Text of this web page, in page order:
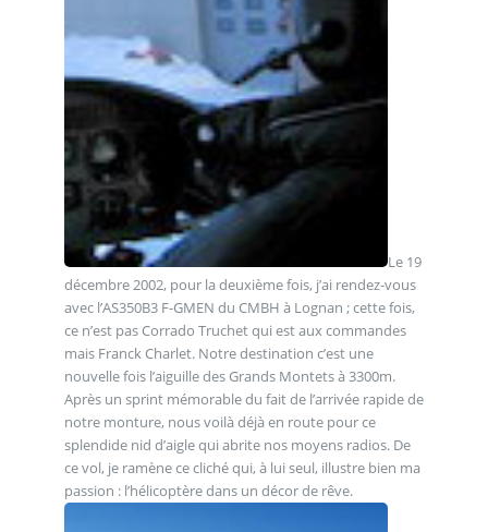
Le 19
décembre 2002, pour la deuxième fois, j’ai rendez-vous
avec l’AS350B3 F-GMEN du CMBH à Lognan ; cette fois,
ce n’est pas Corrado Truchet qui est aux commandes
mais Franck Charlet. Notre destination c’est une
nouvelle fois l’aiguille des Grands Montets à 3300m.
Après un sprint mémorable du fait de l’arrivée rapide de
notre monture, nous voilà déjà en route pour ce
splendide nid d’aigle qui abrite nos moyens radios. De
ce vol, je ramène ce cliché qui, à lui seul, illustre bien ma
passion : l’hélicoptère dans un décor de rêve.